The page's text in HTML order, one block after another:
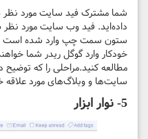
شما مشترک فید سایت مورد نظر
داده‌اید. فید وب سایت مورد
ستون سمت چپ وارد شده است
خودکار وارد گوگل ریدر شما
مطالعه کنید.مراحلی را که توضیح
سایت‌ها و وبلاگ‌های مورد علاقه
5- نوار ابزار